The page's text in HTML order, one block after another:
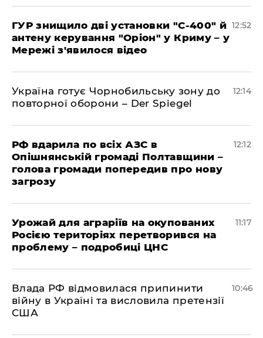
ГУР знищило дві установки "С-400" й
антену керування "Оріон" у Криму – у
Мережі з'явилося відео
12:52
Україна готує Чорнобильську зону до
повторної оборони – Der Spiegel
12:14
РФ вдарила по всіх АЗС в
Опішнянській громаді Полтавщини –
голова громади попередив про нову
загрозу
12:12
Урожай для аграріїв на окупованих
Росією територіях перетворився на
проблему – подробиці ЦНС
11:17
Влада РФ відмовилася припинити
війну в Україні та висловила претензії
США
10:46